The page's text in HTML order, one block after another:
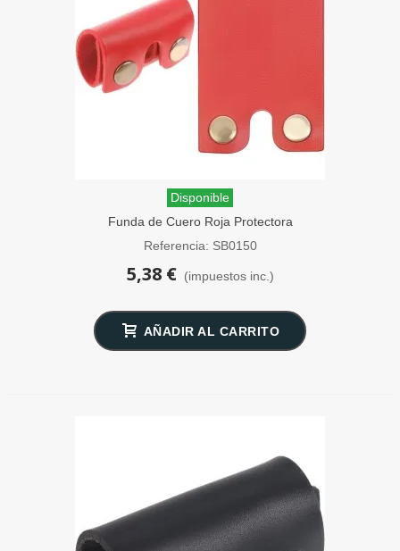
Disponible
Funda de Cuero Roja Protectora
Maquinillas Afeitar SensaBien
Referencia: SB0150
5,38 € (impuestos inc.)
AÑADIR AL CARRITO